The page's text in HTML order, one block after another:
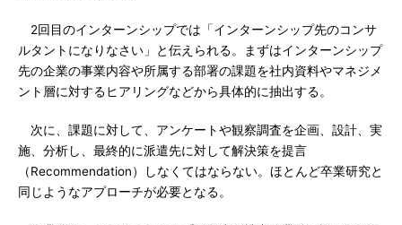
2回目のインターンシップでは「インターンシップ先のコンサ
ルタントになりなさい」と伝えられる。まずはインターンシップ
先の企業の事業内容や所属する部署の課題を社内資料やマネジメ
ント層に対するヒアリングなどから具体的に抽出する。
次に、課題に対して、アンケートや観察調査を企画、設計、実
施、分析し、最終的に派遣先に対して解決策を提言
（Recommendation）しなくてはならない。ほとんど卒業研究と
同じようなアプローチが必要となる。